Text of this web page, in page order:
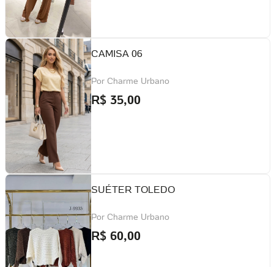
CAMISA 06
Por Charme Urbano
R$ 35,00
SUÉTER TOLEDO
Por Charme Urbano
R$ 60,00